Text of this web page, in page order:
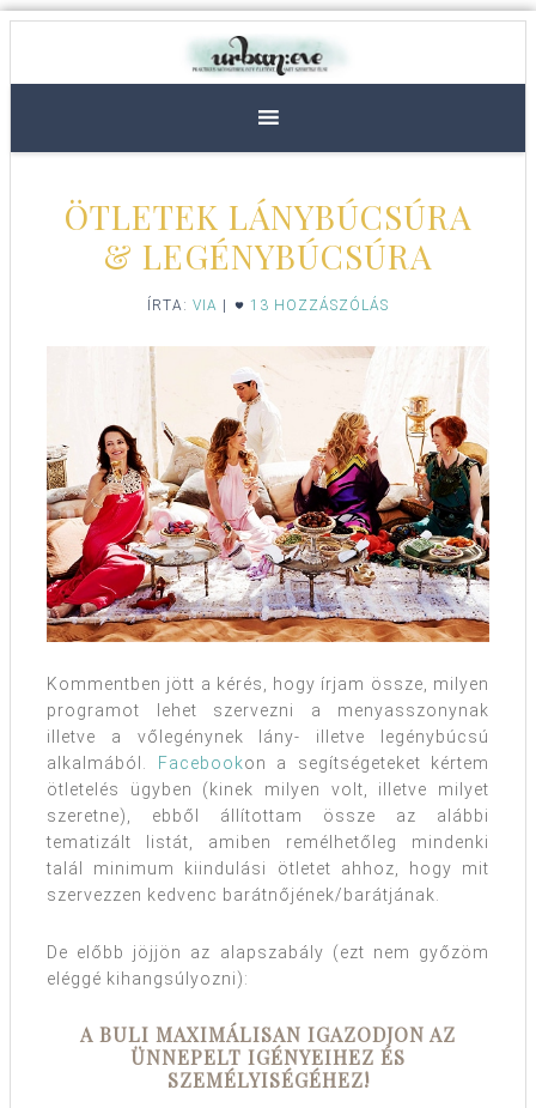
ÖTLETEK LÁNYBÚCSÚRA
& LEGÉNYBÚCSÚRA
ÍRTA: VIA 13 HOZZÁSZÓLÁS
Kommentben jött a kérés, hogy írjam össze, milyen
programot lehet szervezni a menyasszonynak
illetve a vőlegénynek lány- illetve legénybúcsú
alkalmából.
Facebookon a segítségeteket kértem
ötletelés ügyben (kinek milyen volt, illetve milyet
szeretne), ebből állítottam össze az alábbi
tematizált listát, amiben remélhetőleg mindenki
talál minimum kiindulási ötletet ahhoz, hogy mit
szervezzen kedvenc barátnőjének/barátjának.
De előbb jöjjön az alapszabály (ezt nem győzöm
eléggé kihangsúlyozni):
A BULI MAXIMÁLISAN IGAZODJON AZ
ÜNNEPELT IGÉNYEIHEZ ÉS
SZEMÉLYISÉGÉHEZ!